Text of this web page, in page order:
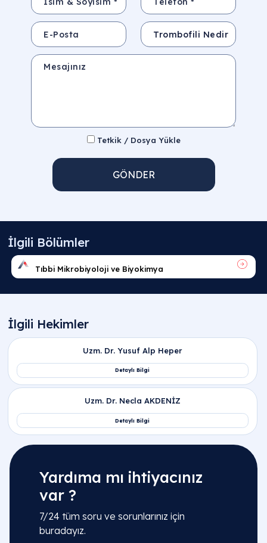
E-Posta Konu
Mesajınız
Tetkik / Dosya Yükle
GÖNDER
Yardıma mı ihtiyacınız
var ?
7/24 tüm soru ve sorunlarınız için
buradayız.